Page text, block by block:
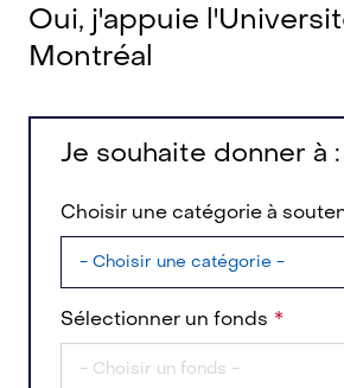
Oui, j'appuie
Montréal
Je souhaite donner à :
Choisir une catégorie à
Sélectionner un fonds